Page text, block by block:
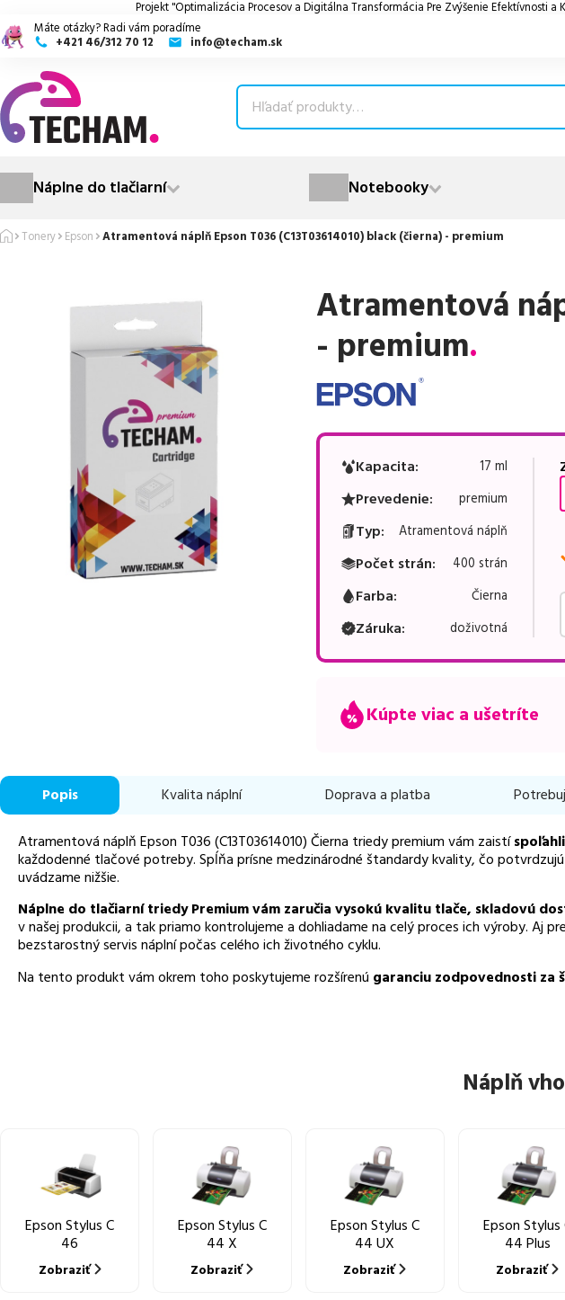
Projekt "Optimalizácia Procesov a Digitálna Transformácia Pre Zvýšenie Efektívnosti
Máte otázky? Radi vám poradíme
+421 46/312 70 12
info@techam.sk
Náplne do tlačiarní Notebooky
Tonery Epson Atramentová náplň Epson T036 (C13T03614010) black (čierna) - premium
Atramentová
- premium.
Kapacita: 17 ml
Prevedenie: premium
Typ: Atramentová náplň
Počet strán: 400 strán
Farba: Čierna
Záruka: doživotná
Kúpte viac a ušetríte
Popis Kvalita náplní Doprava a platba
Atramentová náplň Epson T036 (C13T03614010) Čierna triedy premium vám zaistí
každodenné tlačové potreby. Spĺňa prísne medzinárodné štandardy kvality, čo potvrdzujú
uvádzame nižšie.
Náplne do tlačiarní triedy Premium vám zaručia vysokú kvalitu tlače, skladovú
v našej produkcii, a tak priamo kontrolujeme a dohliadame na celý proces ich výroby. Aj
bezstarostný servis náplní počas celého ich životného cyklu.
Na tento produkt vám okrem toho poskytujeme rozšírenú garanciu zodpovednosti za
Náplň
Epson Stylus C
46
Zobraziť
Epson Stylus C
44 X
Zobraziť
Epson Stylus C
44 UX
Zobraziť
Epson Stylus
44 Plus
Zobraziť